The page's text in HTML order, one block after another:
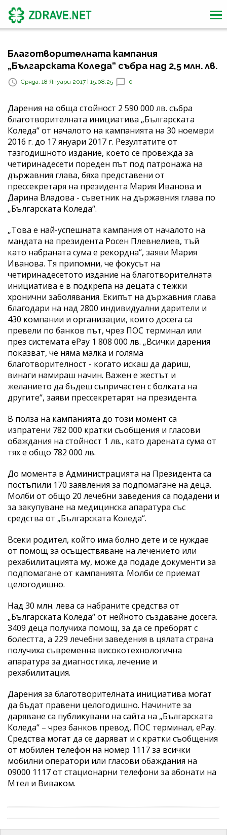
Благотворителната кампания
„Българската Коледа“ събра над 2,5 млн. лв.
Сряда, 18 Януари 2017 | 15:08:25 0
Дарения на обща стойност 2 590 000 лв. събра
благотворителната инициатива „Българската
Коледа“ от началото на кампанията на 30 ноември
2016 г. до 17 януари 2017 г. Резултатите от
тазгодишното издание, което се провежда за
четиринадесети пореден път под патронажа на
държавния глава, бяха представени от
прессекретаря на президента Мария Иванова и
Дарина Владова - съветник на държавния глава по
„Българската Коледа“.
„Това е най-успешната кампания от началото на
мандата на президента Росен Плевнелиев, тъй
като набраната сума е рекордна“, заяви Мария
Иванова. Тя припомни, че фокусът на
четиринадесетото издание на благотворителната
инициатива е в подкрепа на децата с тежки
хронични заболявания. Екипът на държавния глава
благодари на над 2800 индивидуални дарители и
430 компании и организации, които досега са
превели по банков път, чрез ПОС терминал или
през системата еPay 1 808 000 лв. „Всички дарения
показват, че няма малка и голяма
благотворителност - когато искаш да дариш,
винаги намираш начин. Важен е жестът и
желанието да бъдеш съпричастен с болката на
другите“, заяви прессекретарят на президента.
В полза на кампанията до този момент са
изпратени 782 000 кратки съобщения и гласови
обаждания на стойност 1 лв., като дарената сума от
тях е общо 782 000 лв.
До момента в Администрацията на Президента са
постъпили 170 заявления за подпомагане на деца.
Молби от общо 20 лечебни заведения са подадени и
за закупуване на медицинска апаратура със
средства от „Българската Коледа“.
Всеки родител, който има болно дете и се нуждае
от помощ за осъществяване на лечението или
рехабилитацията му, може да подаде документи за
подпомагане от кампанията. Молби се приемат
целогодишно.
Над 30 млн. лева са набраните средства от
„Българската Коледа“ от нейното създаване досега.
3409 деца получиха помощ, за да се преборят с
болестта, а 229 лечебни заведения в цялата страна
получиха съвременна високотехнологична
апаратура за диагностика, лечение и
рехабилитация.
Дарения за благотворителната инициатива могат
да бъдат правени целогодишно. Начините за
даряване са публикувани на сайта на „Българската
Коледа“ – чрез банков превод, ПОС терминал, еPay.
Средства могат да се даряват и с кратки съобщения
от мобилен телефон на номер 1117 за всички
мобилни оператори или гласови обаждания на
09000 1117 от стационарни телефони за абонати на
Мтел и Виваком.